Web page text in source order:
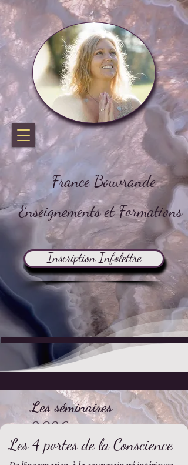
France Bouvrande
Enseignements et Formations
Inscription Infolettre
Les séminaires
2026
Les 4 portes de la Conscience